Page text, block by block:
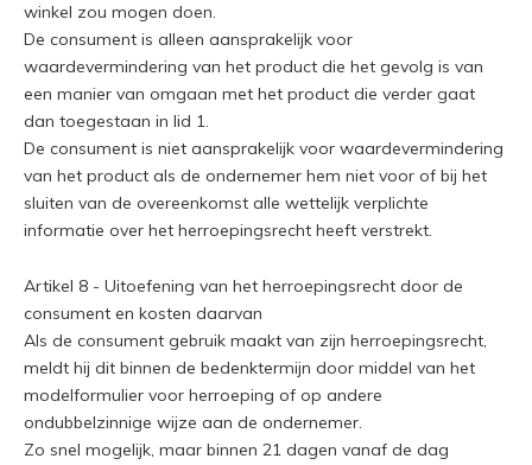
winkel zou mogen doen.
De consument is alleen aansprakelijk voor
waardevermindering van het product die het gevolg is van
een manier van omgaan met het product die verder gaat
dan toegestaan in lid 1.
De consument is niet aansprakelijk voor waardevermindering
van het product als de ondernemer hem niet voor of bij het
sluiten van de overeenkomst alle wettelijk verplichte
informatie over het herroepingsrecht heeft verstrekt.
Artikel 8 - Uitoefening van het herroepingsrecht door de
consument en kosten daarvan
Als de consument gebruik maakt van zijn herroepingsrecht,
meldt hij dit binnen de bedenktermijn door middel van het
modelformulier voor herroeping of op andere
ondubbelzinnige wijze aan de ondernemer.
Zo snel mogelijk, maar binnen 21 dagen vanaf de dag